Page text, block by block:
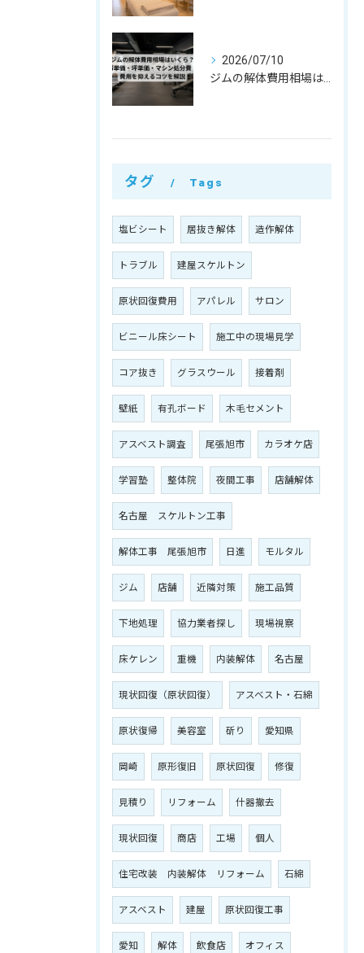
2026/07/10
タグ Tags
塩ビシート 居抜き解体 造作解体
トラブル 建屋スケルトン
原状回復費用 アパレル サロン
ビニール床シート 施工中の現場見学
コア抜き グラスウール 接着剤
壁紙 有孔ボード 木毛セメント
アスベスト調査 尾張旭市 カラオケ店
学習塾 整体院 夜間工事 店舗解体
名古屋 スケルトン工事
解体工事 尾張旭市 日進 モルタル
ジム 店舗 近隣対策 施工品質
下地処理 協力業者探し 現場視察
床ケレン 重機 内装解体 名古屋
現状回復（原状回復） アスベスト・石綿
原状復帰 美容室 斫り 愛知県
岡崎 原形復旧 原状回復 修復
見積り リフォーム 什器撤去
現状回復 商店 工場 個人
住宅改装 内装解体 リフォーム 石綿
アスベスト 建屋 原状回復工事
愛知 解体 飲食店 オフィス